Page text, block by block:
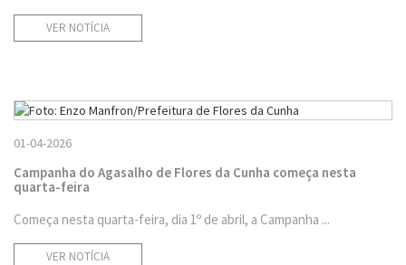
VER NOTÍCIA
01-04-2026
Campanha do Agasalho de Flores da Cunha começa nesta
quarta-feira
Começa nesta quarta-feira, dia 1º de abril, a Campanha ...
VER NOTÍCIA